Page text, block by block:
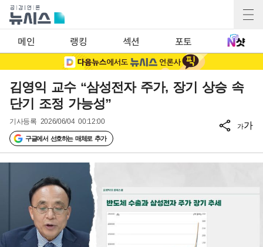
메인 랭킹 섹션 포토
김영익 교수 “삼성전자 주가, 장기 상승 속
단기 조정 가능성”
기사등록 2026/06/04 00:12:00
구글에서 선호하는 매체로 추가
가가